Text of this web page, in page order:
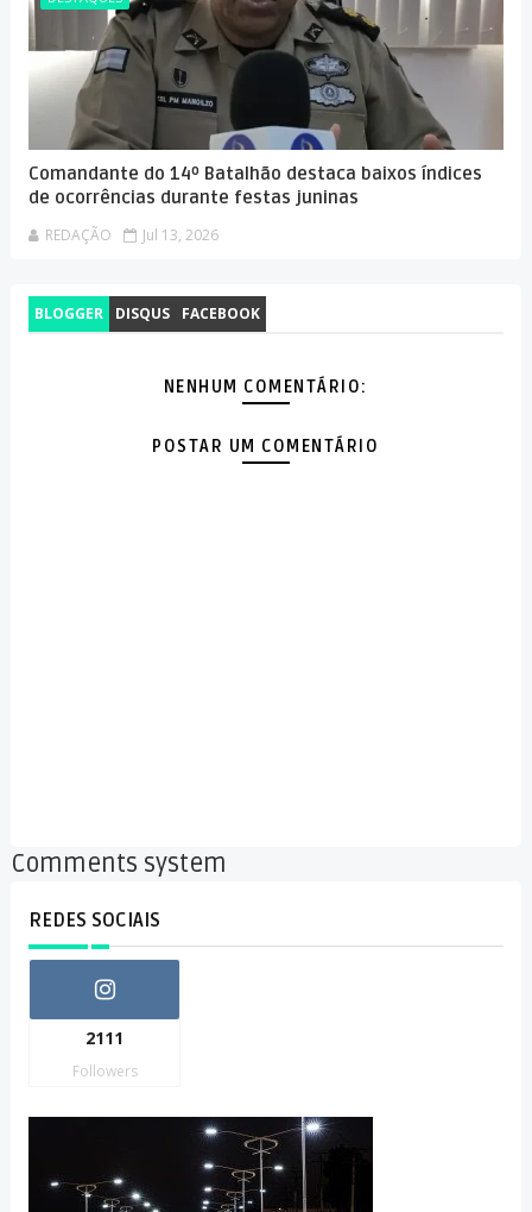
Comandante do 14º Batalhão destaca baixos índices
de ocorrências durante festas juninas
REDAÇÃO Jul 13, 2026
BLOGGER DISQUS FACEBOOK
NENHUM COMENTÁRIO:
POSTAR UM COMENTÁRIO
Comments system
REDES SOCIAIS
2111
Followers